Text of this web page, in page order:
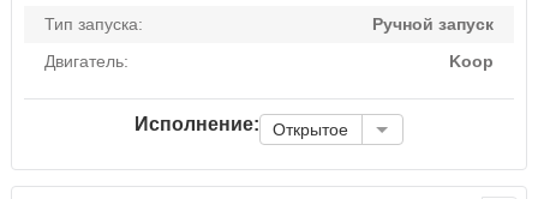
Тип запуска:
Ручной запуск
Двигатель:
Koop
Исполнение: Открытое